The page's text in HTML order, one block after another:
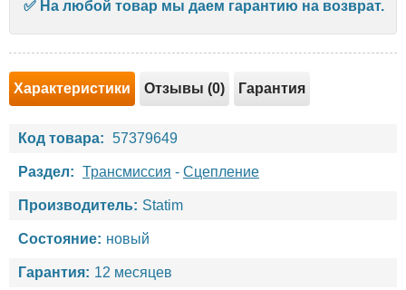
✅ На любой товар мы даем гарантию на возврат.
Характеристики Отзывы (0) Гарантия
Код товара: 57379649
Раздел: Трансмиссия - Сцепление
Производитель: Statim
Состояние: новый
Гарантия: 12 месяцев